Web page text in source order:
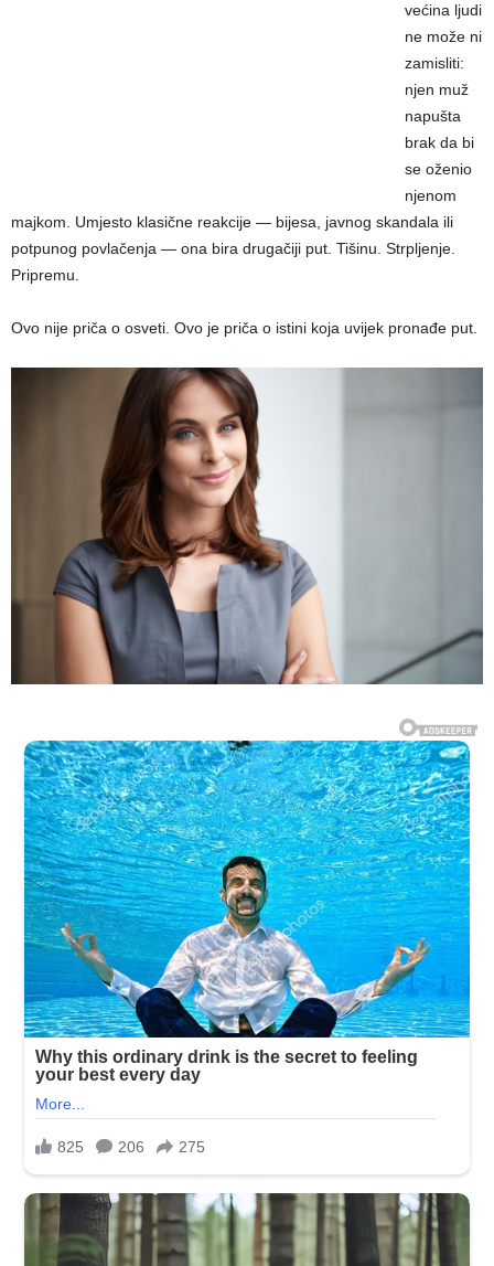
većina ljudi
ne može ni
zamisliti:
njen muž
napušta
brak da bi
se oženio
njenom
majkom. Umjesto klasične reakcije — bijesa, javnog skandala ili
potpunog povlačenja — ona bira drugačiji put. Tišinu. Strpljenje.
Pripremu.
Ovo nije priča o osveti. Ovo je priča o istini koja uvijek pronađe put.